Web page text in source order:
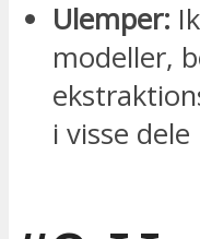
Ulemper:
modeller,
i visse dele